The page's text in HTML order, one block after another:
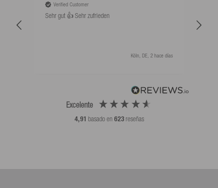
Excelente
4,91 basado en 623 reseñas
Verified Customer
Sehr gut 👍 Sehr zufrieden
Köln, DE, 2 hace días